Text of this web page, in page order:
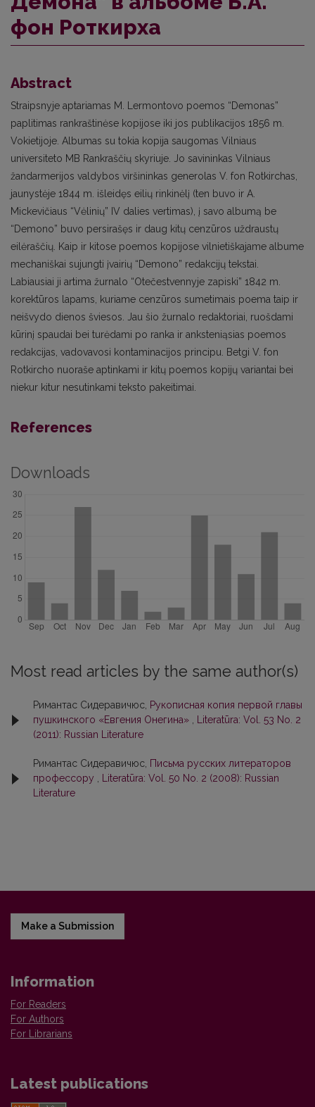
фон Роткирха
Abstract
Straipsnyje aptariamas M. Lermontovo poemos “Demonas”
paplitimas rankraštinėse kopijose iki jos publikacijos 1856 m.
Vokietijoje. Albumas su tokia kopija saugomas Vilniaus
universiteto MB Rankraščių skyriuje. Jo savininkas Vilniaus
žandarmerijos valdybos viršininkas generolas V. fon Rotkirchas,
jaunystėje 1844 m. išleidęs eilių rinkinėlį (ten buvo ir A.
Mickevičiaus “Vėlinių” IV dalies vertimas), į savo albumą be
“Demono” buvo persirašęs ir daug kitų cenzūros uždraustų
eilėraščių. Kaip ir kitose poemos kopijose vilnietiškajame albume
mechaniškai sujungti įvairių “Demono” redakcijų tekstai.
Labiausiai ji artima žurnalo “Otečestvennyje zapiski” 1842 m.
korektūros lapams, kuriame cenzūros sumetimais poema taip ir
neišvydo dienos šviesos. Jau šio žurnalo redaktoriai, ruošdami
kūrinį spaudai bei turėdami po ranka ir anksteniąsias poemos
redakcijas, vadovavosi kontaminacijos principu. Betgi V. fon
Rotkircho nuoraše aptinkami ir kitų poemos kopijų variantai bei
niekur kitur nesutinkami teksto pakeitimai.
References
Downloads
Most read articles by the same author(s)
Римантас Сидеравичюс, Рукописная копия первой главы
пушкинского «Евгения Онегина»
Literatūra: Vol. 53 No. 2
(2011): Russian Literature
Римантас Сидеравичюс, Письма русских литераторов
профессору
Literatūra: Vol. 50 No. 2 (2008): Russian
Literature
Make a Submission
Information
For Readers
For Authors
For Librarians
Latest publications